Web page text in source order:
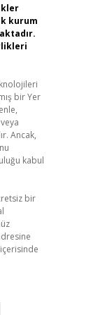
kurum
bir Yer
Ancak,
kabul
bir